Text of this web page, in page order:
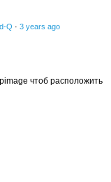
Q · 3 years ago
чтоб расположить